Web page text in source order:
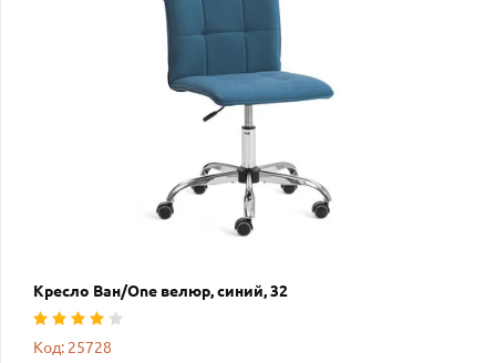
Кресло Ван/One велюр, синий, 32
Код: 25728